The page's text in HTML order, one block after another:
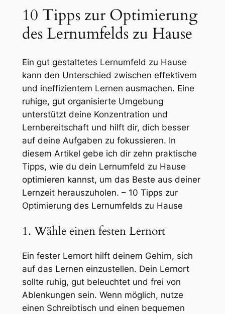
10 Tipps zur Optimierung
des Lernumfelds zu Hause
Ein gut gestaltetes Lernumfeld zu Hause
kann den Unterschied zwischen effektivem
und ineffizientem Lernen ausmachen. Eine
ruhige, gut organisierte Umgebung
unterstützt deine Konzentration und
Lernbereitschaft und hilft dir, dich besser
auf deine Aufgaben zu fokussieren. In
diesem Artikel gebe ich dir zehn praktische
Tipps, wie du dein Lernumfeld zu Hause
optimieren kannst, um das Beste aus deiner
Lernzeit herauszuholen. – 10 Tipps zur
Optimierung des Lernumfelds zu Hause
1. Wähle einen festen Lernort
Ein fester Lernort hilft deinem Gehirn, sich
auf das Lernen einzustellen. Dein Lernort
sollte ruhig, gut beleuchtet und frei von
Ablenkungen sein. Wenn möglich, nutze
einen Schreibtisch und einen bequemen